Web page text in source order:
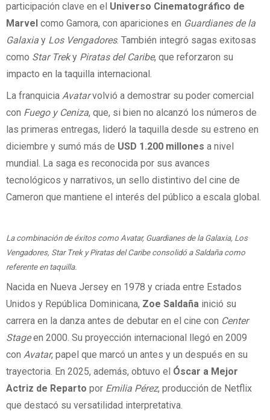
participación clave en el Universo Cinematográfico de
Marvel como Gamora, con apariciones en Guardianes de la
Galaxia y Los Vengadores. También integró sagas exitosas
como Star Treky Piratas del Caribe, que reforzaron su
impacto en la taquilla internacional.
La franquicia Avatarvolvió a demostrar su poder comercial
con Fuego y Ceniza, que, si bien no alcanzó los números de
las primeras entregas, lideró la taquilla desde su estreno en
diciembre y sumó más de USD 1.200 millones a nivel
mundial. La saga es reconocida por sus avances
tecnológicos y narrativos, un sello distintivo del cine de
Cameron que mantiene el interés del público a escala global.
La combinación de éxitos como Avatar, Guardianes de la Galaxia, Los
Vengadores, Star Trek y Piratas del Caribe consolidó a Saldaña como
referente en taquilla.
Nacida en Nueva Jersey en 1978 y criada entre Estados
Unidos y República Dominicana, Zoe Saldaña inició su
carrera en la danza antes de debutar en el cine con Center
Stageen 2000. Su proyección internacional llegó en 2009
con Avatar, papel que marcó un antes y un después en su
trayectoria. En 2025, además, obtuvo el Óscar a Mejor
Actriz de Reparto por Emilia Pérez, producción de Netflix
que destacó su versatilidad interpretativa.